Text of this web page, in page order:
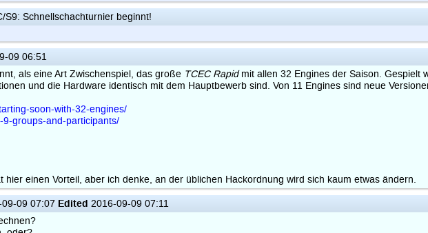
S9: Schnellschachturnier beginnt!
09 06:51
als eine Art Zwischenspiel, das große TCEC Rapidmit allen 32 Engines der Saison. Gespielt
und die Hardware identisch mit dem Hauptbewerb sind. Von 11 Engines sind neue
soon-with-32-engines/
groups-and-participants/
einen Vorteil, aber ich denke, an der üblichen Hackordnung wird sich kaum etwas ändern.
09 07:07 Edited 2016-09-09 07:11